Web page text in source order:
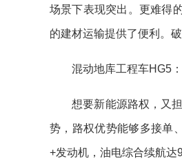
场景下表现突出。更难得
的建材运输提供了便利。
混动地库工程车HG5：
想要新能源路权，又担
势，路权优势能够多接单
+发动机，油电综合续航